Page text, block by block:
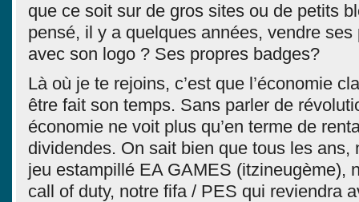
que ce soit sur de gros sites ou de petits
pensé, il y a quelques années, vendre ses
avec son logo ? Ses propres badges?
Là où je te rejoins, c’est que l’économie
être fait son temps. Sans parler de
économie ne voit plus qu’en terme de
dividendes. On sait bien que tous les ans,
jeu estampillé EA GAMES (itzineugème),
call of duty, notre fifa / PES qui reviendra